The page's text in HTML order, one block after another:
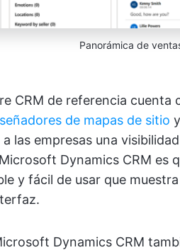
Panorámica de
CRM de referencia cuenta
de mapas de sitio
las empresas una
Dynamics CRM es
y fácil de usar que
Dynamics CRM